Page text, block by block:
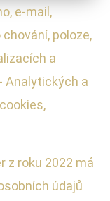
e-mail,
poloze,
a
Analytických a
z roku 2022 má
údajů